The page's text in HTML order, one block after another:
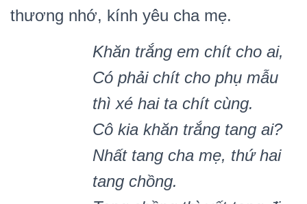
thương nhớ, kính yêu cha mẹ.
Khăn trắng em chít cho ai,
Có phải chít cho phụ mẫu
thì xé hai ta chít cùng.
Cô kia khăn trắng tang ai?
Nhất tang cha mẹ, thứ hai
tang chồng.